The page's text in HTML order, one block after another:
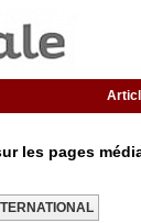
les pages